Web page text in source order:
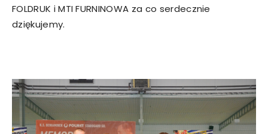
FOLDRUK i MTI FURNINOWA za co serdecznie
dziękujemy.